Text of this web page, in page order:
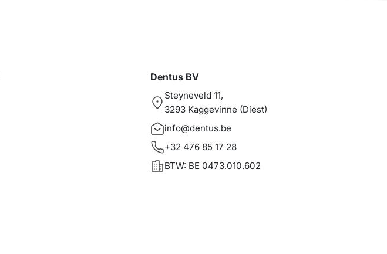
Dentus BV
Steyneveld 11,
3293 Kaggevinne (Diest)
info@dentus.be
+32 476 85 17 28
BTW: BE 0473.010.602